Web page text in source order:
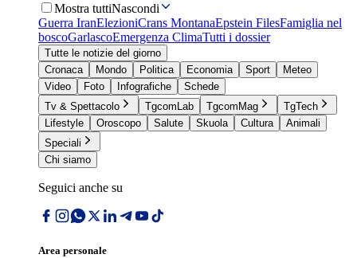
Mostra tuttiNascondi
Guerra IranElezioniCrans MontanaEpstein FilesFamiglia nel
boscoGarlascoEmergenza ClimaTutti i dossier
Tutte le notizie del giorno
Cronaca
Mondo Politica Economia Sport
Meteo
Video
Foto Infografiche
Schede
Tv & Spettacolo
TgcomLab TgcomMag
TgTech
Lifestyle
Oroscopo Salute Skuola Cultura
Animali
Speciali
Chi siamo
Seguici anche su
Area personale